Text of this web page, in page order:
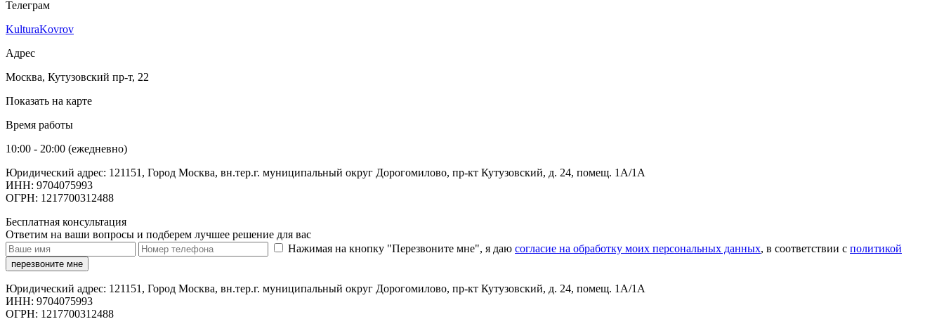
Телеграм
KulturaKovrov
Адрес
Москва, Кутузовский пр-т, 22
Показать на карте
Время работы
10:00 - 20:00 (ежедневно)
Юридический адрес: 121151, Город Москва, вн.тер.г. муниципальный округ Дорогомилово, пр-кт Кутузовский, д. 24, помещ. 1А/1А
ИНН: 9704075993
ОГРН: 1217700312488
Бесплатная консультация
Ответим на ваши вопросы и подберем лучшее решение для вас
Нажимая на кнопку "Перезвоните мне", я даю согласие на обработку моих персональных данных, в соответствии с политикой
перезвоните мне
Юридический адрес: 121151, Город Москва, вн.тер.г. муниципальный округ Дорогомилово, пр-кт Кутузовский, д. 24, помещ. 1А/1А
ИНН: 9704075993
ОГРН: 1217700312488